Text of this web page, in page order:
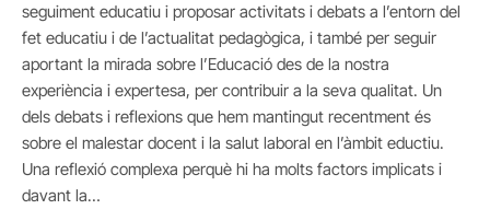
seguiment educatiu i proposar activitats i debats a l’entorn del
fet educatiu i de l’actualitat pedagògica, i també per seguir
aportant la mirada sobre l’Educació des de la nostra
experiència i expertesa, per contribuir a la seva qualitat. Un
dels debats i reflexions que hem mantingut recentment és
sobre el malestar docent i la salut laboral en l’àmbit eductiu.
Una reflexió complexa perquè hi ha molts factors implicats i
davant la…